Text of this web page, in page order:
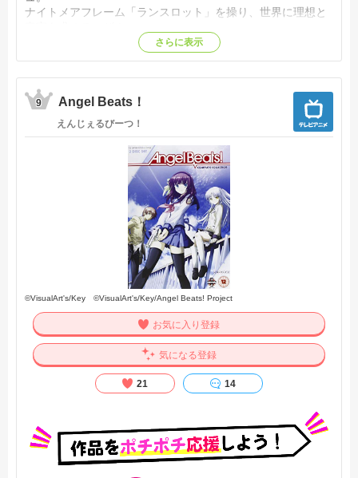
ナイトメアフレーム「ランスロット」を操り、世界に理想と
二人の対照的な生き方は、やがて帝国を揺るがす大きなうね
さらに表示
9 Angel Beats！
えんじぇるびーつ！
©VisualArt's/Key ©VisualArt's/Key/Angel Beats! Project
お気に入り登録
気になる登録
21 14